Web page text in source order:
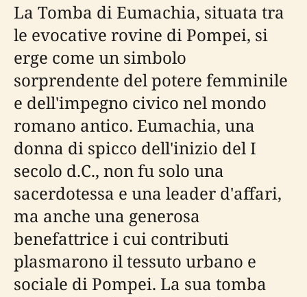
La Tomba di Eumachia, situata tra
le evocative rovine di Pompei, si
erge come un simbolo
sorprendente del potere femminile
e dell'impegno civico nel mondo
romano antico. Eumachia, una
donna di spicco dell'inizio del I
secolo d.C., non fu solo una
sacerdotessa e una leader d'affari,
ma anche una generosa
benefattrice i cui contributi
plasmarono il tessuto urbano e
sociale di Pompei. La sua tomba